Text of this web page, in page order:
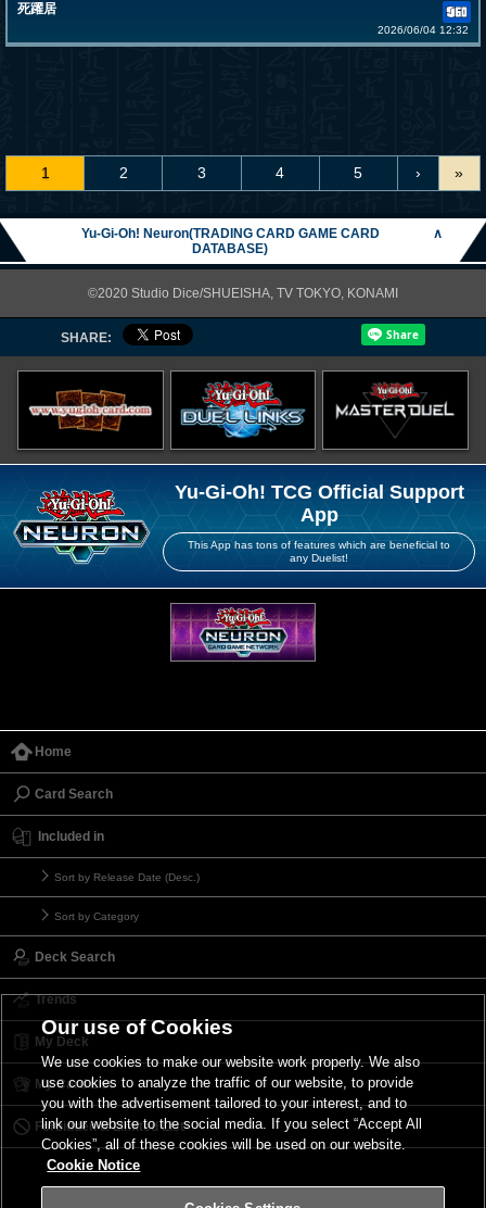
死躍居
2026/06/04 12:32
1 2 3 4 5 › »
Yu-Gi-Oh! Neuron(TRADING CARD GAME CARD
DATABASE)
∧
©2020 Studio Dice/SHUEISHA, TV TOKYO, KONAMI
SHARE:
Yu-Gi-Oh! TCG Official Support
App
This App has tons of features which are beneficial to
any Duelist!
Home
Card Search
Included in
Sort by Release Date (Desc.)
Sort by Category
Deck Search
Trends
My Deck
My Card List
Forbidden & Limited List
Our use of Cookies
We use cookies to make our website work properly. We also
use cookies to analyze the traffic of our website, to provide
you with the advertisement tailored to your interest, and to
link our website to the social media. If you select “Accept All
Cookies”, all of these cookies will be used on our website.
Cookie Notice